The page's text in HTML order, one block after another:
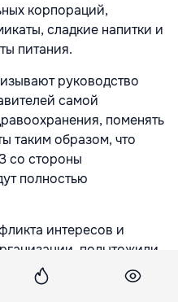
корпораций,
сладкие напитки и
питания.
руководство
самой
поменять
таким образом, что
со стороны
полностью
интересов и
подытожили